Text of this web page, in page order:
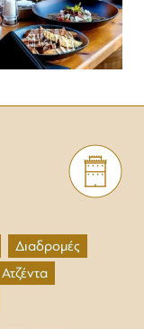
Διαδρομές
Ατζέντα